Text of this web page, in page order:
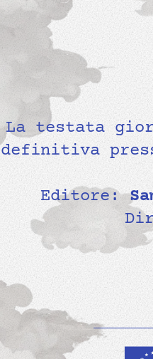
La testata
definitiva
Editore: